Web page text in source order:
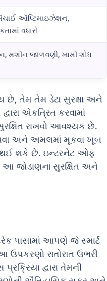
ઑપ્ટિમાઇઝેશન,
વધારો
મશીન જાળવણી, ખામી શોધ
તેમ તેમ ડેટા સુરક્ષા અને
એકત્રિત કરવામાં
રાખવો આવશ્યક છે.
અને અમલમાં મૂકવા ખૂબ
થઈ શકે છે. ઇન્ટરનેટ ઓફ
જોડાણના સુરક્ષિત અને
પાસામાં આપણે જે સ્માર્ટ
રાતોરાત ઉભરી
દ્વારા તેમની